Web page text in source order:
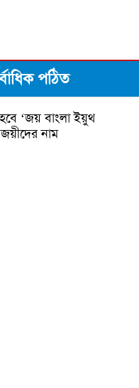
পঠিত
‘জয় বাংলা ইয়ুথ
নাম